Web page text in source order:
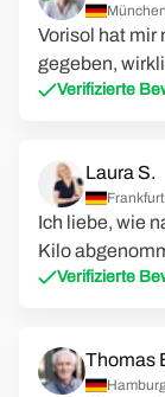
München
Vorisol hat mir
gegeben,
Verifizierte
Laura S.
Frankfurt
Ich liebe, wie
Kilo
Verifizierte
Thomas